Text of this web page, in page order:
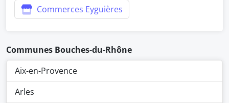
Commerces Eyguières
Communes Bouches-du-Rhône
Aix-en-Provence
Arles